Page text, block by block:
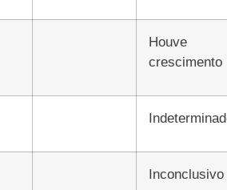
Houve
crescimento
Inconclusivo